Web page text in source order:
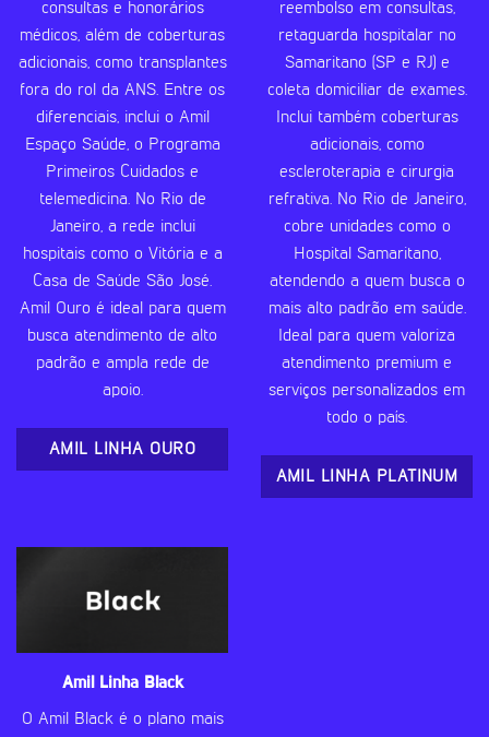
consultas e honorários
médicos, além de coberturas
adicionais, como transplantes
fora do rol da ANS. Entre os
diferenciais, inclui o Amil
Espaço Saúde, o Programa
Primeiros Cuidados e
telemedicina. No Rio de
Janeiro, a rede inclui
hospitais como o Vitória e a
Casa de Saúde São José.
Amil Ouro é ideal para quem
busca atendimento de alto
padrão e ampla rede de
apoio.
AMIL LINHA OURO
reembolso em consultas,
retaguarda hospitalar no
Samaritano (SP e RJ) e
coleta domiciliar de exames.
Inclui também coberturas
adicionais, como
escleroterapia e cirurgia
refrativa. No Rio de Janeiro,
cobre unidades como o
Hospital Samaritano,
atendendo a quem busca o
mais alto padrão em saúde.
Ideal para quem valoriza
atendimento premium e
serviços personalizados em
todo o país.
AMIL LINHA PLATINUM
Amil Linha Black
O Amil Black é o plano mais